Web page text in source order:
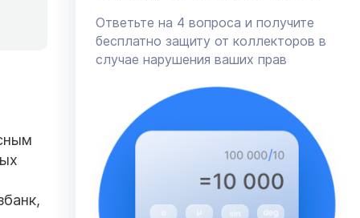
Ответьте на 4 вопроса и получите
бесплатно защиту от коллекторов в
случае нарушения ваших прав